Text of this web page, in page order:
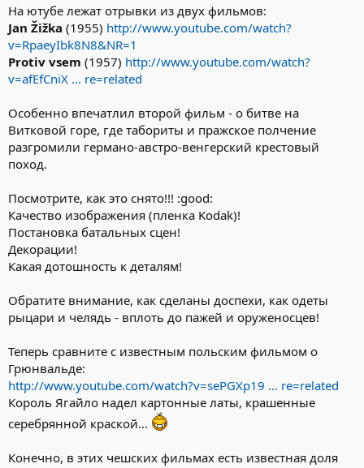
На ютубе лежат отрывки из двух фильмов:
Jan Žižka (1955) http://www.youtube.com/watch?
v=RpaeyIbk8N8&NR=1
Protiv vsem (1957) http://www.youtube.com/watch?
v=afEfCniX ... re=related
Особенно впечатлил второй фильм - о битве на
Витковой горе, где табориты и пражское полчение
разгромили германо-австро-венгерский крестовый
поход.
Посмотрите, как это снято!!! :good:
Качество изображения (пленка Kodak)!
Постановка батальных сцен!
Декорации!
Какая дотошность к деталям!
Обратите внимание, как сделаны доспехи, как одеты
рыцари и челядь - вплоть до пажей и оруженосцев!
Теперь сравните с известным польским фильмом о
Грюнвальде:
http://www.youtube.com/watch?v=sePGXp19 ... re=related
Король Ягайло надел картонные латы, крашенные
серебрянной краской...
Конечно, в этих чешских фильмах есть известная доля